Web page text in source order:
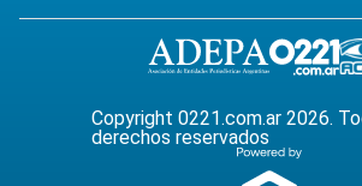
Copyright 0221.com.ar 2026.
derechos reservados